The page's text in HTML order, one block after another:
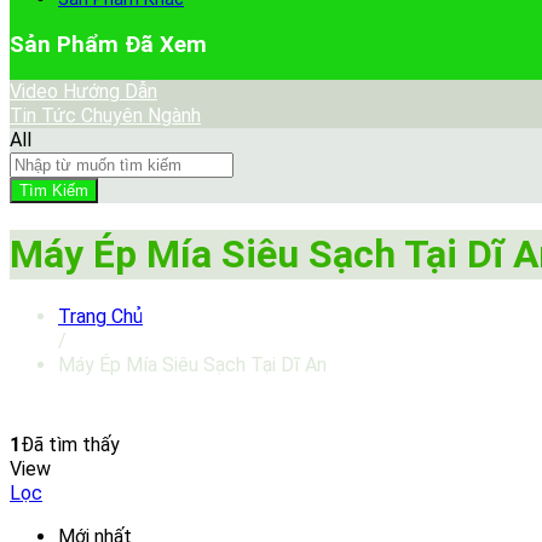
Sản Phẩm Đã Xem
Video Hướng Dẫn
Tin Tức Chuyên Ngành
All
Tìm Kiếm
Máy Ép Mía Siêu Sạch Tại Dĩ
Trang Chủ
/
Máy Ép Mía Siêu Sạch Tại Dĩ An
1Đã tìm thấy
View
Lọc
Mới nhất